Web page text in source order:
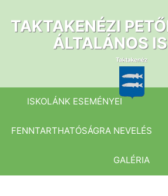
tartalomhoz
TAKTAKENÉZI
ÁLTALÁNOS
ISKOLÁNK ESEMÉNYEI
FENNTARTHATÓSÁGRA NEVELÉS
GALÉRIA